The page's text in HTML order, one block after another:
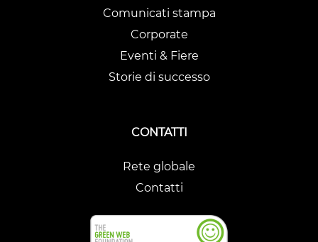
Comunicati stampa
Corporate
Eventi & Fiere
Storie di successo
CONTATTI
Rete globale
Contatti